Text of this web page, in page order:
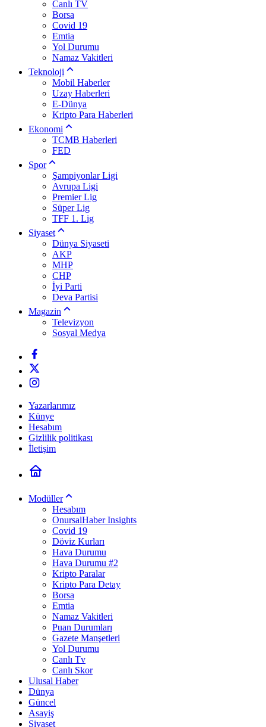
Canlı TV
Borsa
Covid 19
Emtia
Yol Durumu
Namaz Vakitleri
Teknoloji
Mobil Haberler
Uzay Haberleri
E-Dünya
Kripto Para Haberleri
Ekonomi
TCMB Haberleri
FED
Spor
Şampiyonlar Ligi
Avrupa Ligi
Premier Lig
Süper Lig
TFF 1. Lig
Siyaset
Dünya Siyaseti
AKP
MHP
CHP
İyi Parti
Deva Partisi
Magazin
Televizyon
Sosyal Medya
Yazarlarımız
Künye
Hesabım
Gizlilik politikası
İletişim
Modüller
Hesabım
OnursalHaber Insights
Covid 19
Döviz Kurları
Hava Durumu
Hava Durumu #2
Kripto Paralar
Kripto Para Detay
Borsa
Emtia
Namaz Vakitleri
Puan Durumları
Gazete Manşetleri
Yol Durumu
Canlı Tv
Canlı Skor
Ulusal Haber
Dünya
Güncel
Asayiş
Siyaset